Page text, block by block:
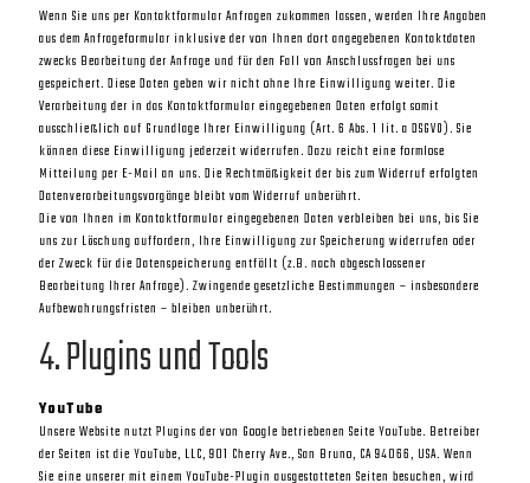
Wenn Sie uns per Kontaktformular Anfragen zukommen lassen, werden Ihre Angaben
aus dem Anfrageformular inklusive der von Ihnen dort angegebenen Kontaktdaten
zwecks Bearbeitung der Anfrage und für den Fall von Anschlussfragen bei uns
gespeichert. Diese Daten geben wir nicht ohne Ihre Einwilligung weiter. Die
Verarbeitung der in das Kontaktformular eingegebenen Daten erfolgt somit
ausschließlich auf Grundlage Ihrer Einwilligung (Art. 6 Abs. 1 lit. a DSGVO). Sie
können diese Einwilligung jederzeit widerrufen. Dazu reicht eine formlose
Mitteilung per E-Mail an uns. Die Rechtmäßigkeit der bis zum Widerruf erfolgten
Datenverarbeitungsvorgänge bleibt vom Widerruf unberührt.
Die von Ihnen im Kontaktformular eingegebenen Daten verbleiben bei uns, bis Sie
uns zur Löschung auffordern, Ihre Einwilligung zur Speicherung widerrufen oder
der Zweck für die Datenspeicherung entfällt (z.B. nach abgeschlossener
Bearbeitung Ihrer Anfrage). Zwingende gesetzliche Bestimmungen – insbesondere
Aufbewahrungsfristen – bleiben unberührt.
4. Plugins und Tools
YouTube
Unsere Website nutzt Plugins der von Google betriebenen Seite YouTube. Betreiber
der Seiten ist die YouTube, LLC, 901 Cherry Ave., San Bruno, CA 94066, USA. Wenn
Sie eine unserer mit einem YouTube-Plugin ausgestatteten Seiten besuchen, wird